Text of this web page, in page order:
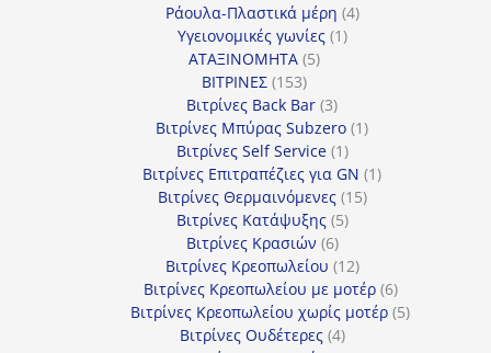
προϊόντα
Ράουλα-Πλαστικά μέρη 44
Υγειονομικές γωνίες 11
ΑΤΑΞΙΝΟΜΗΤΑ 55
ΒΙΤΡΙΝΕΣ 153153
προϊόντα
Βιτρίνες Back Bar 33
προϊόντα
Βιτρίνες Mπύρας Subzero 11
Βιτρίνες Self Service 11
προϊόν
Βιτρίνες Επιτραπέζιες για GN 11
Βιτρίνες Θερμαινόμενες 1515
Βιτρίνες Κατάψυξης 55
Βιτρίνες Κρασιών 66
προϊόντα
Βιτρίνες Κρεοπωλείου 1212
προϊόντα
Βιτρίνες Κρεοπωλείου με μοτέρ 66
προϊόντα
Βιτρίνες Κρεοπωλείου χωρίς μοτέρ 55
Βιτρίνες Ουδέτερες 44